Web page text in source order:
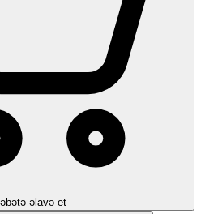
əlavə et